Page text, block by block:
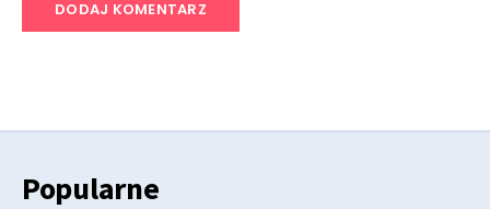
Popularne